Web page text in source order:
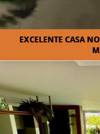
EXCELENTE CASA